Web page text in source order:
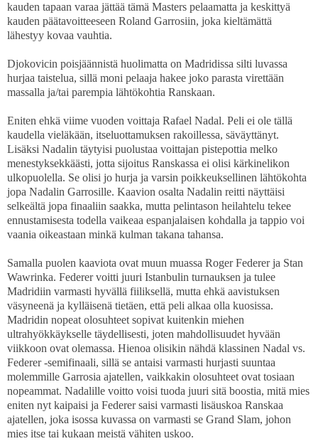
kauden tapaan varaa jättää tämä Masters pelaamatta ja keskittyä
kauden päätavoitteeseen Roland Garrosiin, joka kieltämättä
lähestyy kovaa vauhtia.
Djokovicin poisjäännistä huolimatta on Madridissa silti luvassa
hurjaa taistelua, sillä moni pelaaja hakee joko parasta virettään
massalla ja/tai parempia lähtökohtia Ranskaan.
Eniten ehkä viime vuoden voittaja Rafael Nadal. Peli ei ole tällä
kaudella vieläkään, itseluottamuksen rakoillessa, säväyttänyt.
Lisäksi Nadalin täytyisi puolustaa voittajan pistepottia melko
menestyksekkäästi, jotta sijoitus Ranskassa ei olisi kärkinelikon
ulkopuolella. Se olisi jo hurja ja varsin poikkeuksellinen lähtökohta
jopa Nadalin Garrosille. Kaavion osalta Nadalin reitti näyttäisi
selkeältä jopa finaaliin saakka, mutta pelintason heilahtelu tekee
ennustamisesta todella vaikeaa espanjalaisen kohdalla ja tappio voi
vaania oikeastaan minkä kulman takana tahansa.
Samalla puolen kaaviota ovat muun muassa Roger Federer ja Stan
Wawrinka. Federer voitti juuri Istanbulin turnauksen ja tulee
Madridiin varmasti hyvällä fiiliksellä, mutta ehkä aavistuksen
väsyneenä ja kylläisenä tietäen, että peli alkaa olla kuosissa.
Madridin nopeat olosuhteet sopivat kuitenkin miehen
ultrahyökkäykselle täydellisesti, joten mahdollisuudet hyvään
viikkoon ovat olemassa. Hienoa olisikin nähdä klassinen Nadal vs.
Federer -semifinaali, sillä se antaisi varmasti hurjasti suuntaa
molemmille Garrosia ajatellen, vaikkakin olosuhteet ovat tosiaan
nopeammat. Nadalille voitto voisi tuoda juuri sitä boostia, mitä mies
eniten nyt kaipaisi ja Federer saisi varmasti lisäuskoa Ranskaa
ajatellen, joka isossa kuvassa on varmasti se Grand Slam, johon
mies itse tai kukaan meistä vähiten uskoo.